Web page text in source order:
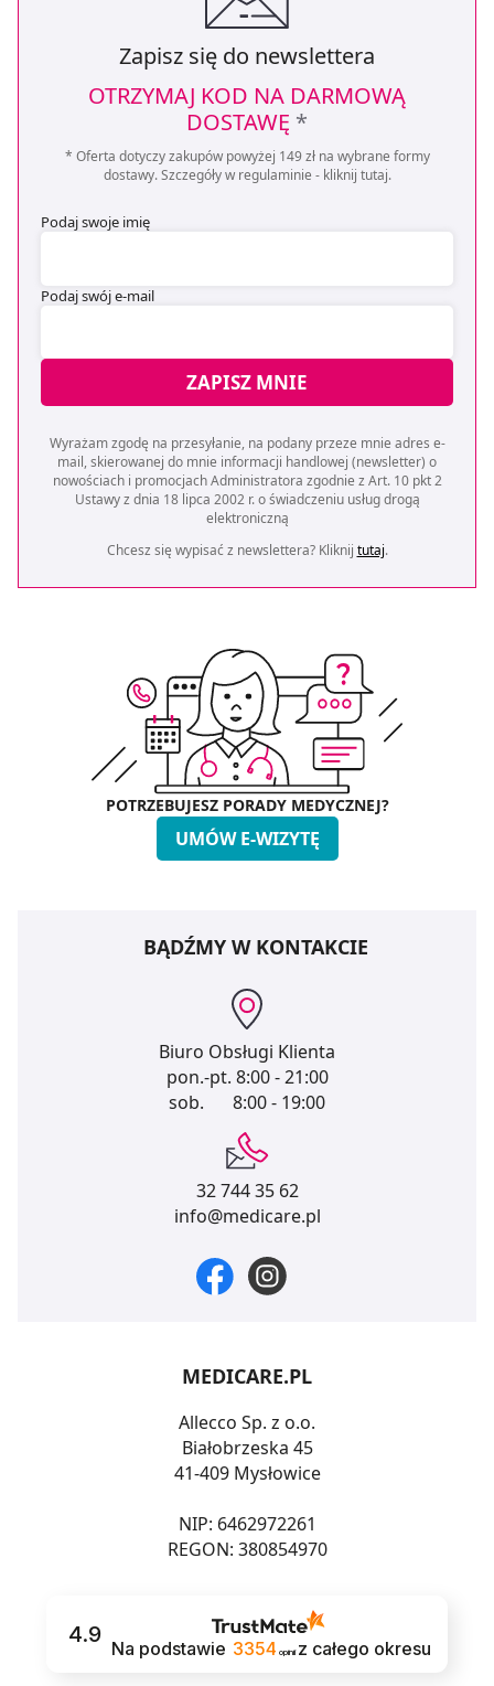
Zapisz się do newslettera
OTRZYMAJ KOD NA DARMOWĄ
DOSTAWĘ *
* Oferta dotyczy zakupów powyżej 149 zł na wybrane formy
dostawy. Szczegóły w regulaminie - kliknij tutaj.
Podaj swoje imię
Podaj swój e-mail
ZAPISZ MNIE
Wyrażam zgodę na przesyłanie, na podany przeze mnie adres e-
mail, skierowanej do mnie informacji handlowej (newsletter) o
nowościach i promocjach Administratora zgodnie z Art. 10 pkt 2
Ustawy z dnia 18 lipca 2002 r. o świadczeniu usług drogą
elektroniczną
Chcesz się wypisać z newslettera? Kliknij tutaj.
POTRZEBUJESZ PORADY MEDYCZNEJ?
UMÓW E-WIZYTĘ
BĄDŹMY W KONTAKCIE
Biuro Obsługi Klienta
pon.-pt. 8:00 - 21:00
sob.
8:00 - 19:00
32 744 35 62
info@medicare.pl
MEDICARE.PL
Allecco Sp. z o.o.
Białobrzeska 45
41-409 Mysłowice
NIP: 6462972261
REGON: 380854970
4.9
Na podstawie 3354 opinii z całego okresu